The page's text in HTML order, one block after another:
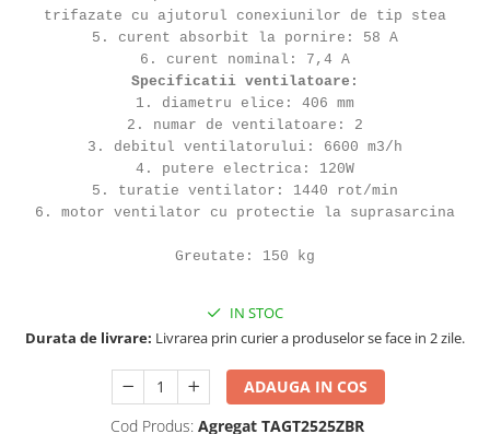
trifazate cu ajutorul conexiunilor de tip stea
5. curent absorbit la pornire: 58 A
6. curent nominal: 7,4 A
Specificatii ventilatoare:
1. diametru elice: 406 mm
2. numar de ventilatoare: 2
3. debitul ventilatorului: 6600 m3/h
4. putere electrica: 120W
5. turatie ventilator: 1440 rot/min
6. motor ventilator cu protectie la suprasarcina
Greutate: 150 kg
IN STOC
Durata de livrare: Livrarea prin curier a produselor se face in 2 zile.
ADAUGA IN COS
Cod Produs: Agregat TAGT2525ZBR